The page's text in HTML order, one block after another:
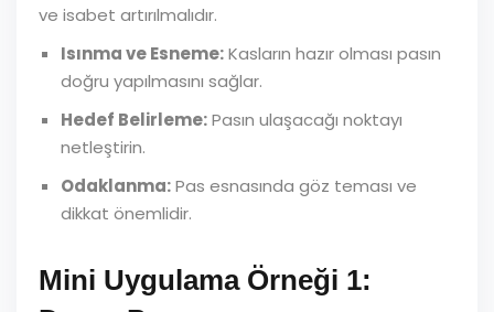
ve isabet artırılmalıdır.
Isınma ve Esneme:Kasların hazır olması pasın
doğru yapılmasını sağlar.
Hedef Belirleme:Pasın ulaşacağı noktayı
netleştirin.
Odaklanma:Pas esnasında göz teması ve
dikkat önemlidir.
Mini Uygulama Örneği 1: